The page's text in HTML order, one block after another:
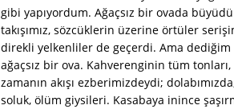
gibi yapıyordum. Ağaçsız bir ovada
takışımız, sözcüklerin üzerine örtüler
direkli yelkenliler de geçerdi. Ama
ağaçsız bir ova. Kahverenginin tüm
zamanın akışı ezberimizdeydi;
soluk, ölüm giysileri. Kasabaya inince